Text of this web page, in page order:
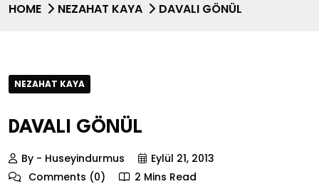
HOME NEZAHAT KAYA DAVALI GÖNÜL
NEZAHAT KAYA
DAVALI GÖNÜL
By - Huseyindurmus
Eylül 21, 2013
Comments (0)
2 Mins Read